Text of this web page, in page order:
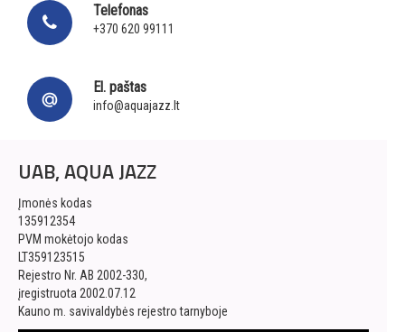
Telefonas
+370 620 99111
El. paštas
info@aquajazz.lt
UAB, AQUA JAZZ
Įmonės kodas
135912354
PVM mokėtojo kodas
LT359123515
Rejestro Nr. AB 2002-330,
įregistruota 2002.07.12
Kauno m. savivaldybės rejestro tarnyboje